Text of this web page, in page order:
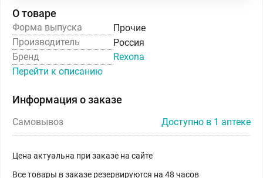
О товаре
Форма выпуска
Прочие
Производитель
Россия
Бренд
Rexona
Перейти к описанию
Информация о заказе
Самовывоз Доступно в 1 аптеке
Цена актуальна при заказе на сайте
Все товары в заказе резервируются на 48 часов